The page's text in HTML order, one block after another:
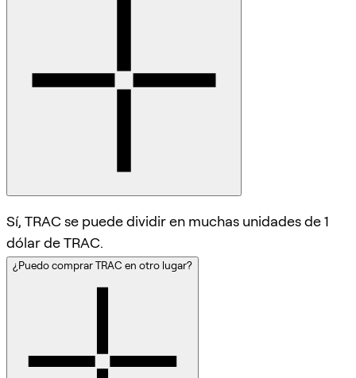
Sí, TRAC se puede dividir en muchas unidades de 1
dólar de TRAC.
¿Puedo comprar TRAC en otro lugar?